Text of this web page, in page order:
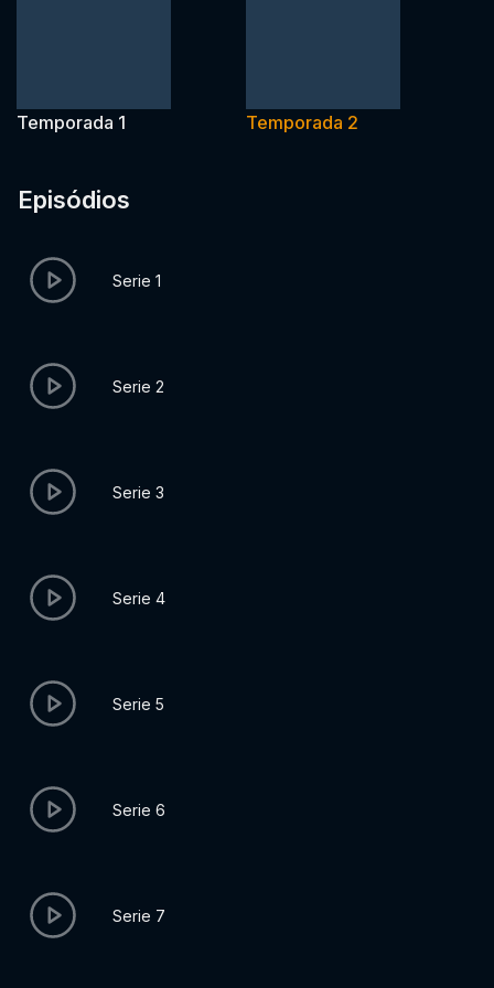
Temporada 1 Temporada 2
Episódios
Serie 1
Serie 2
Serie 3
Serie 4
Serie 5
Serie 6
Serie 7